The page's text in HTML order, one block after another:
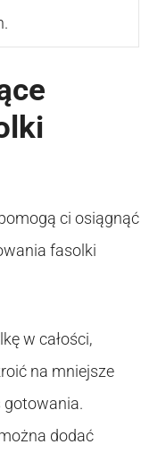
ci osiągnąć
fasolki
w całości,
na mniejsze
gotowania.
dodać